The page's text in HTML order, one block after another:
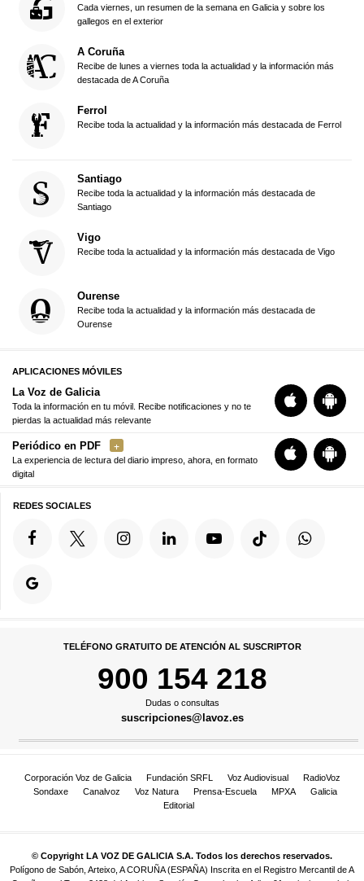
Cada viernes, un resumen de la semana en Galicia y sobre los
gallegos en el exterior
A Coruña
Recibe de lunes a viernes toda la actualidad y la información más
destacada de A Coruña
Ferrol
Recibe toda la actualidad y la información más destacada de Ferrol
Santiago
Recibe toda la actualidad y la información más destacada de
Santiago
Vigo
Recibe toda la actualidad y la información más destacada de Vigo
Ourense
Recibe toda la actualidad y la información más destacada de
Ourense
APLICACIONES MÓVILES
La Voz de Galicia
Toda la información en tu móvil. Recibe notificaciones y no te
pierdas la actualidad más relevante
Periódico en PDF
La experiencia de lectura del diario impreso, ahora, en formato
digital
REDES SOCIALES
TELÉFONO GRATUITO DE ATENCIÓN AL SUSCRIPTOR
900 154 218
Dudas o consultas
suscripciones@lavoz.es
Corporación Voz de Galicia Fundación SRFL Voz Audiovisual
RadioVoz
Sondaxe
Canalvoz Voz Natura Prensa-Escuela MPXA
Galicia
Editorial
© Copyright LA VOZ DE GALICIA S.A. Todos los derechos reservados.
Polígono de Sabón, Arteixo, A CORUÑA (ESPAÑA) Inscrita en el Registro Mercantil de A